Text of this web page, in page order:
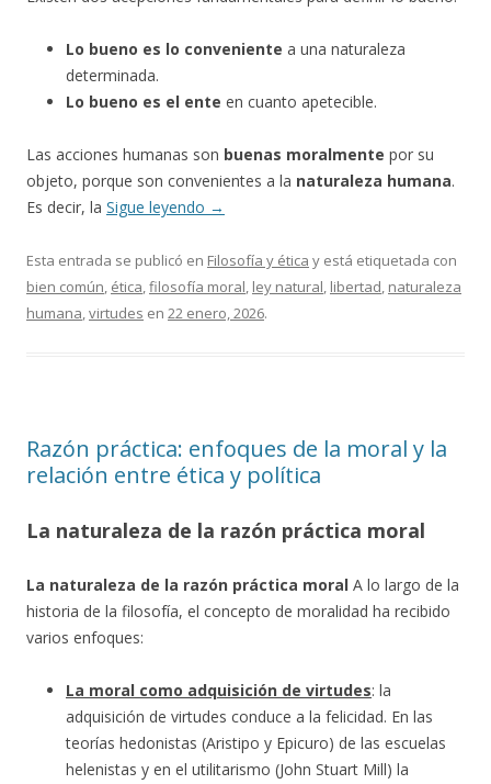
Lo bueno es lo conveniente a una naturaleza
determinada.
Lo bueno es el ente en cuanto apetecible.
Las acciones humanas son buenas moralmente por su
objeto, porque son convenientes a la naturaleza humana.
Es decir, la Sigue leyendo →
Esta entrada se publicó en Filosofía y ética y está etiquetada con
bien común, ética,filosofía moral, ley natural, libertad, naturaleza
humana,virtudes en 22 enero, 2026.
Razón práctica: enfoques de la moral y la
relación entre ética y política
La naturaleza de la razón práctica moral
La naturaleza de la razón práctica moral A lo largo de la
historia de la filosofía, el concepto de moralidad ha recibido
varios enfoques:
La moral como adquisición de virtudes: la
adquisición de virtudes conduce a la felicidad. En las
teorías hedonistas (Aristipo y Epicuro) de las escuelas
helenistas y en el utilitarismo (John Stuart Mill) la